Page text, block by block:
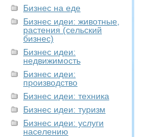
Бизнес на еде
Бизнес идеи: животные,
растения (сельский
бизнес)
Бизнес идеи:
недвижимость
Бизнес идеи:
производство
Бизнес идеи: техника
Бизнес идеи: туризм
Бизнес идеи: услуги
населению